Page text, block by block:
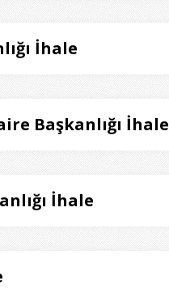
İhale
Başkanlığı İhale
İhale